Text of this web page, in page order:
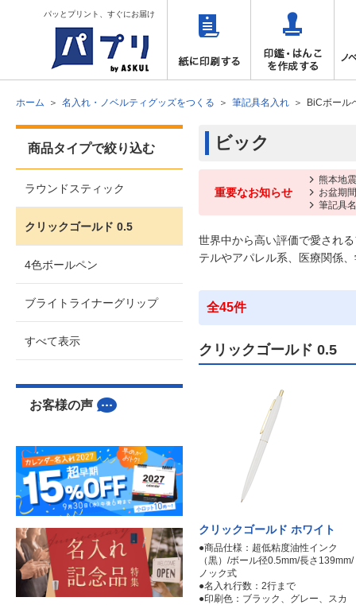
パッとプリント、すぐにお届け
ホーム 名入れ・ノベルティグッズをつくる 筆記具名入れ BiCボール
ビック
重要なお知らせ
熊本地
お盆期
筆記具
世界中から高い評価で愛され
テルやアパレル系、医療関係
全45件
クリックゴールド 0.5
クリックゴールド ホワイト
●商品仕様：超低粘度油性インク
（黒）/ボール径0.5mm/長さ139mm/
ノック式
●名入れ行数：2行まで
●印刷色：ブラック、グレー、スカ
商品タイプで絞り込む
ラウンドスティック
クリックゴールド 0.5
4色ボールペン
ブライトライナーグリップ
すべて表示
お客様の声